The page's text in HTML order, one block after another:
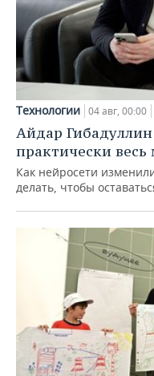
Технологии 04 авг, 00:00
Айдар
практически
Как нейросети
делать, чтобы